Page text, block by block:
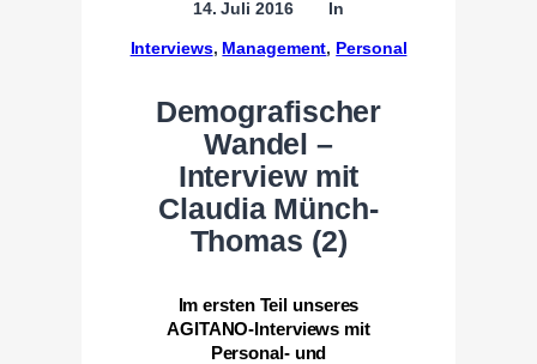
14. Juli 2016 In
Interviews, Management, Personal
Demografischer
Wandel –
Interview mit
Claudia Münch-
Thomas (2)
Im ersten Teil unseres
AGITANO-Interviews mit
Personal- und